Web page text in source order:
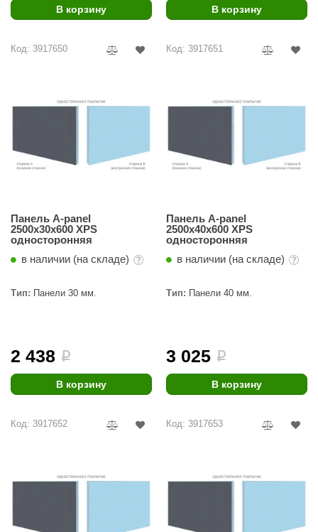
В корзину В корзину
Код: 3917650
Панель A-panel
2500х30х600 XPS
односторонняя
в наличии (на складе)
Тип: Панели 30 мм.
2 438 i
В корзину
Код: 3917651
Панель A-panel
2500х40х600 XPS
односторонняя
в наличии (на складе)
Тип: Панели 40 мм.
3 025 i
В корзину
Код: 3917652 Код: 3917653